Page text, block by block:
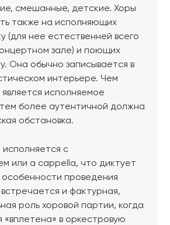
смешанные, детские. Хоры
также на исполняющих
(для нее естественней всего
зале) и поющих
Она обычно записывается в
интерьере. Чем
исполняемое
более аутентичной должна
обстановка.
исполняется с
или a cappella, что диктует
проведения
и фактурная,
роль хоровой партии, когда
«вплетена» в оркестровую